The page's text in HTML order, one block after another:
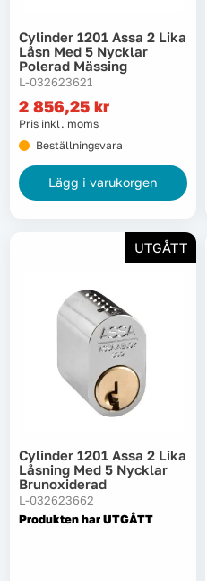
Maskiner
Maskintillbehör & förbrukning
Mätinstrument
Oljor & kem
Tryckluft
Trädgård & utemiljö
Verktyg
Värme, VVS & inomhusklimat
Cylinder 1201 Assa 2 Lika
Låsn Med 5 Nycklar
Polerad Mässing
L-032623621
2 856,25 kr
Pris inkl. moms
Beställningsvara
Lägg i varukorgen
UTGÅTT
Cylinder 1201 Assa 2 Lika
Låsning Med 5 Nycklar
Brunoxiderad
L-032623662
Produkten har UTGÅTT